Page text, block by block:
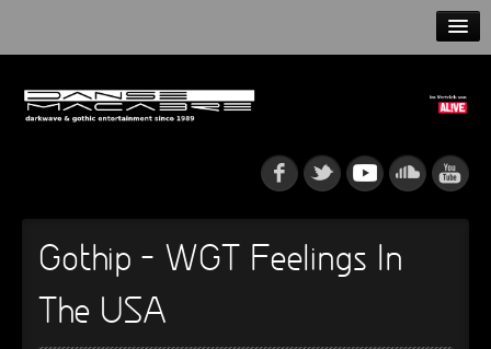
NEWS
Gothip – WGT Feelings In
The USA